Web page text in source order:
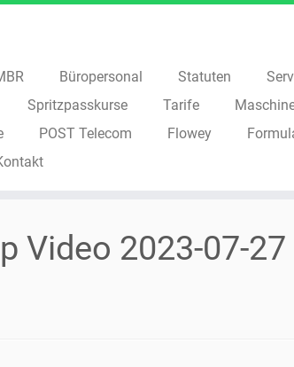
Büropersonal Statuten
Spritzpasskurse Tarife
POST Telecom Flowey
Video 2023-07-27